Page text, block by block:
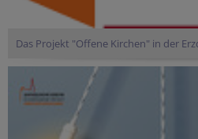
Das Projekt "Offene Kirchen" in der